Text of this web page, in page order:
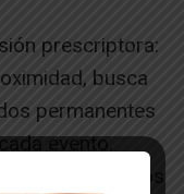
prescriptora:
busca
permanentes
evento.
mejores vinos